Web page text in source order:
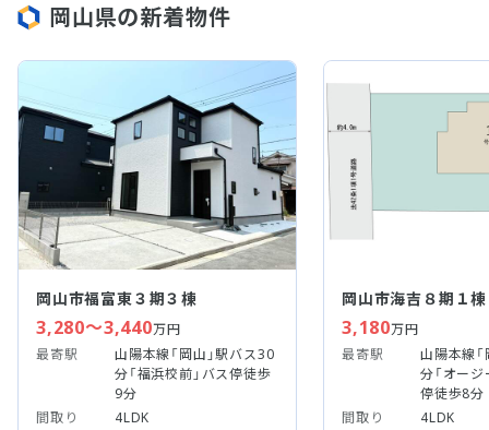
岡山県の新着物件
岡山市福富東３期３棟
3,280～3,440万円
最寄駅
山陽本線「岡山」駅バス30
分「福浜校前」バス停徒歩
9分
間取り
4LDK
岡山市海吉８期１棟
3,180万円
最寄駅
山陽本線
分「オー
停徒歩8分
間取り
4LDK